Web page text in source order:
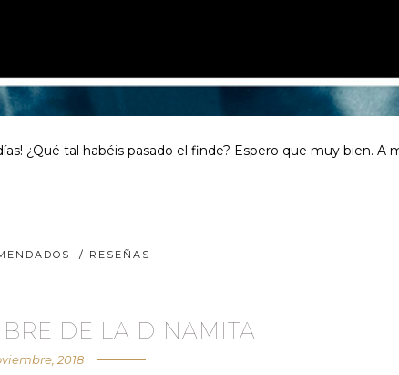
¿Qué tal habéis pasado el finde? Espero que muy bien. A
/ RESEÑAS
DE LA DINAMITA
2018